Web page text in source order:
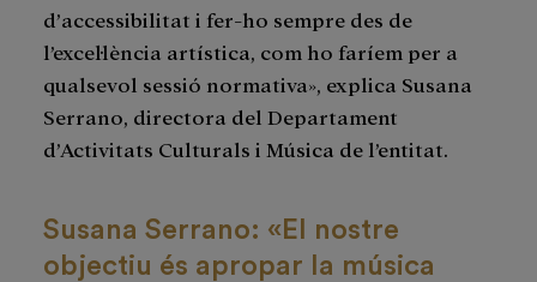
d’accessibilitat i fer-ho sempre des de
l’excel·lència artística, com ho faríem per a
qualsevol sessió normativa», explica Susana
Serrano, directora del Departament
d’Activitats Culturals i Música de l’entitat.
Susana Serrano: «El nostre
objectiu és apropar la música